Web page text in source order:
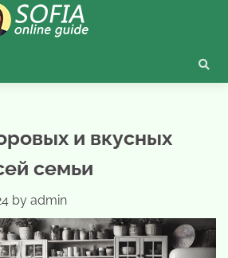
и вкусных
семьи
by admin